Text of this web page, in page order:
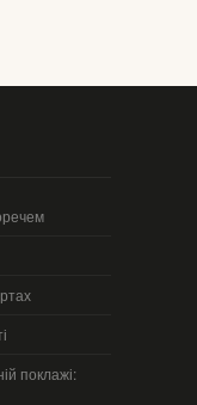
поклажі: